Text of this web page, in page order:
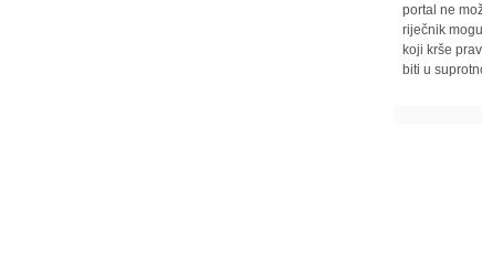
portal ne
riječnik
koji krše
biti u